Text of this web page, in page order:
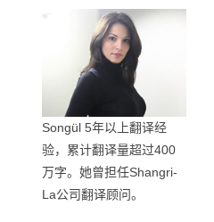
Songül 5年以上翻译经
验，累计翻译量超过400
万字。她曾担任Shangri-
La公司翻译顾问。